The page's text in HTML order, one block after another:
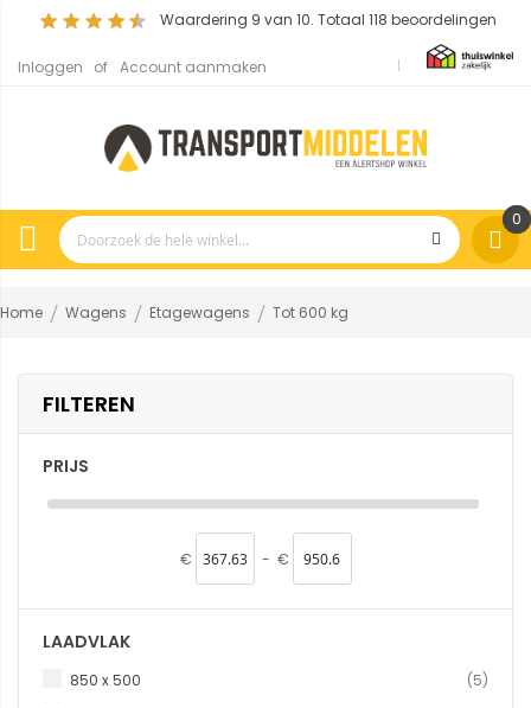
Waardering 9 van 10. Totaal 118 beoordelingen
Inloggen Account aanmaken
0
Home Wagens Etagewagens Tot 600 kg
FILTEREN
PRIJS
€ - €
LAADVLAK
850 x 500 5